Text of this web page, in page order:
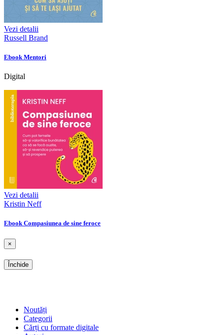
Vezi detalii
Russell Brand
Ebook Mentori
Digital
Vezi detalii
Kristin Neff
Ebook Compasiunea de sine feroce
×
Închide
Noutăți
Categorii
Cărți cu formate digitale